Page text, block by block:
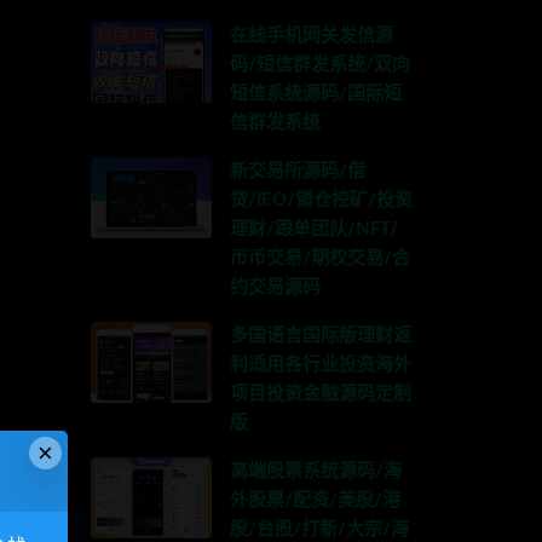
在线手机网关发信源
码/短信群发系统/双向
短信系统源码/国际短
信群发系统
新交易所源码/借
贷/IEO/锁仓挖矿/投资
理财/跟单团队/NFT/
币币交易/期权交易/合
约交易源码
多国语言国际版理财返
利适用各行业投资海外
项目投资金融源码定制
版
高端股票系统源码/海
外股票/配资/美股/港
股/台股/打新/大宗/海
×